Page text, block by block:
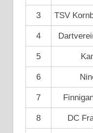
3 TSV
4
5
6
7
8 DC